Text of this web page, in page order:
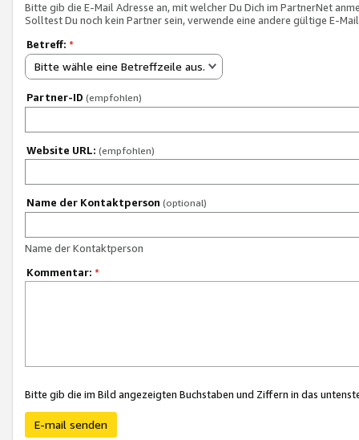
Bitte gib die E-Mail Adresse an, mit welcher Du Dich im PartnerNet
Solltest Du noch kein Partner sein, verwende eine andere gültige E-
Betreff: *
Bitte wähle eine Betreffzeile aus.
Partner-ID (empfohlen)
Website URL: (empfohlen)
Name der Kontaktperson (optional)
Name der Kontaktperson
Kommentar: *
Bitte gib die im Bild angezeigten Buchstaben und Ziffern in das
E-mail senden